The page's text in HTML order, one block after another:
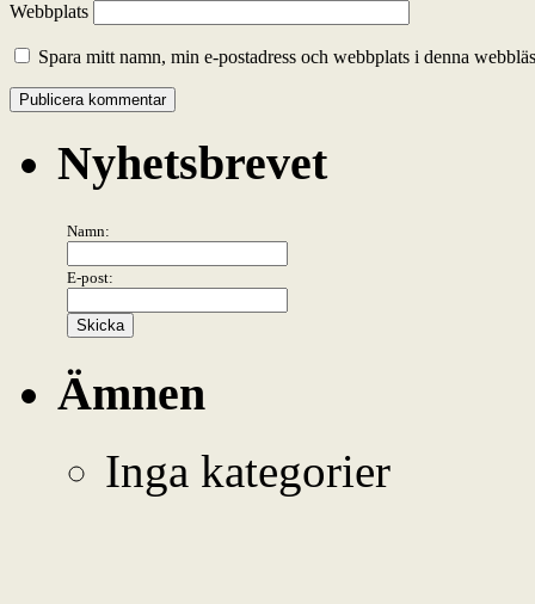
Webbplats
Spara mitt namn, min e-postadress och webbplats i denna
Nyhetsbrevet
Namn:
E-post:
Ämnen
Inga kategorier